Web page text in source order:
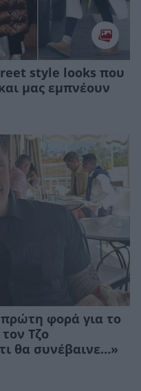
style looks που
μας εμπνέουν
φορά για το
Τζο
θα συνέβαινε…»